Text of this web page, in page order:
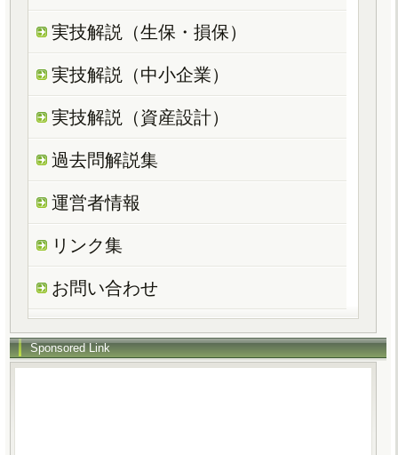
実技解説（生保・損保）
実技解説（中小企業）
実技解説（資産設計）
過去問解説集
運営者情報
リンク集
お問い合わせ
Sponsored Link